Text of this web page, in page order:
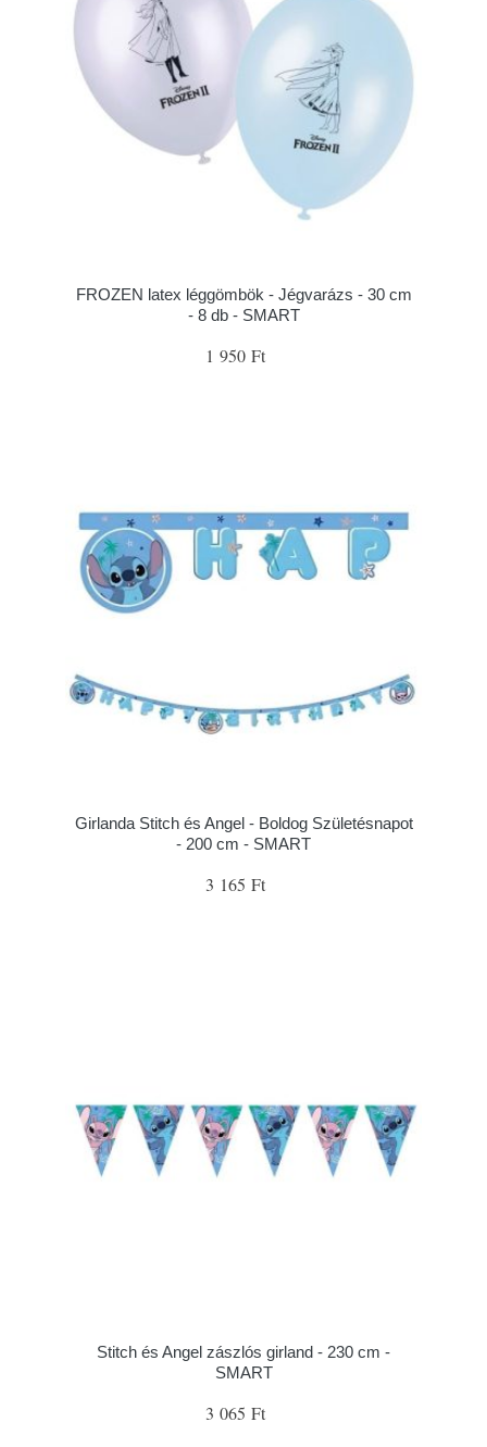
FROZEN latex léggömbök - Jégvarázs - 30 cm
- 8 db - SMART
1 950 Ft
Girlanda Stitch és Angel - Boldog Születésnapot
- 200 cm - SMART
3 165 Ft
Stitch és Angel zászlós girland - 230 cm -
SMART
3 065 Ft